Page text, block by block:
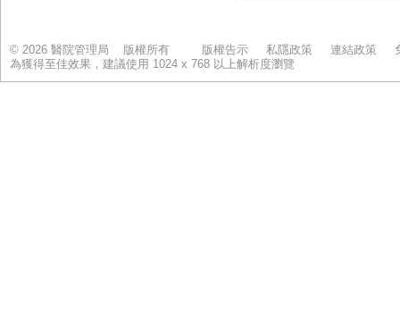
© 2026 醫院管理局 版權所有 版權告示 私隱政策 連結政策
為獲得至佳效果，建議使用 1024 x 768 以上解析度瀏覽